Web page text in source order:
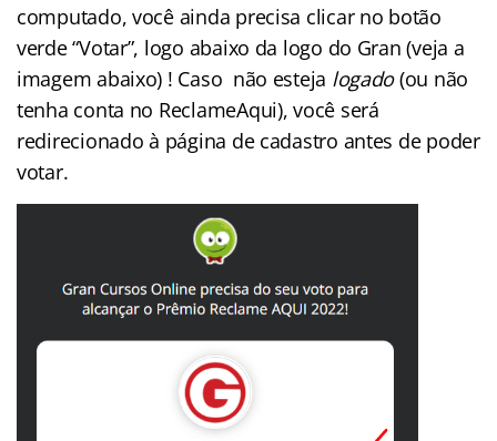
computado, você ainda precisa clicar no botão
verde “Votar”, logo abaixo da logo do Gran (veja a
imagem abaixo) ! Caso não esteja logado(ou não
tenha conta no ReclameAqui), você será
redirecionado à página de cadastro antes de poder
votar.